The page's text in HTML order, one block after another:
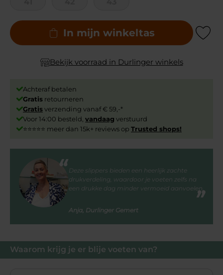
Waarom krijg je er blije voeten van?
In mijn winkeltas Add to
Bekijk voorraad in Durlinger winkels
Achteraf betalen
Gratis retourneren
Gratisverzending vanaf € 59,-*
Voor 14:00 besteld, vandaag verstuurd
⭐⭐⭐⭐⭐ meer dan 15k+ reviews op Trusted shops!
Deze slippers bieden een heerlijk zachte
drukverdeling, waardoor je voeten zelfs na
een drukke dag minder vermoeid aanvoelen.
Anja, Durlinger Gemert